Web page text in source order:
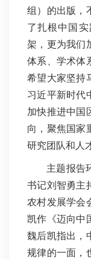
组）的出版，
了扎根中国
架，更为我们
体系、学术体
希望大家坚持
习近平新时代
加快推进中国
向，聚焦国家
研究团队和人
主题报告
书记刘智勇主
农村发展学会
凯作《迈向中
魏后凯指出，
规律的一面，